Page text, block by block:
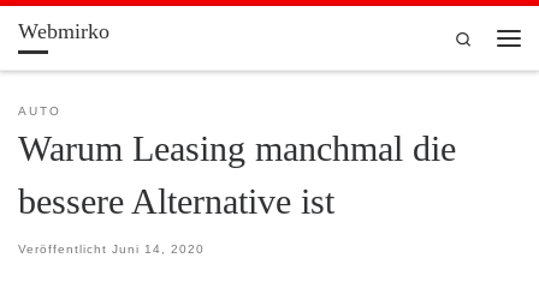
Zum Inhalt springen
Webmirko
Search
AUTO
Warum Leasing manchmal die
bessere Alternative ist
Veröffentlicht Juni 14, 2020